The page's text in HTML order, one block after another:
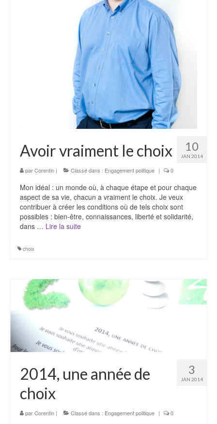
10
JAN 2014
Avoir vraiment le choix
parCorentin | Classé dans : Engagement politique | 0
Mon idéal : un monde où, à chaque étape et pour chaque
aspect de sa vie, chacun a vraiment le choix. Je veux
contribuer à créer les conditions où de tels choix sont
possibles : bien-être, connaissances, liberté et solidarité,
dans … Lire la suite­­
choix
3
JAN 2014
2014, une année de
choix
parCorentin | Classé dans : Engagement politique | 0